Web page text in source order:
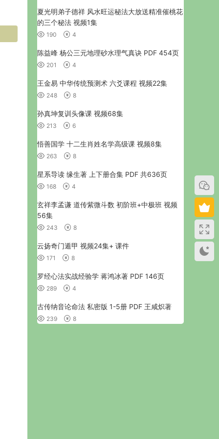
夏光明弟子德祥 风水旺运秘法大放送精准催桃花
的三个秘法 视频1集
190 4
陈益峰 杨公三元地理砂水理气真诀 PDF 454页
201 4
王金易 中华传统预测术 六爻课程 视频22集
248 8
孙真坤复训头像课 视频68集
213 6
悟善国学 十二生肖姓名学高级课 视频8集
263 8
星系导读 缘生著 上下册合集 PDF 共636页
168 4
玄祥李孟谦 道传紫微斗数 初阶班+中极班 视频
56集
243 8
云扬奇门遁甲 视频24集+ 课件
171 8
罗经心法实战经验学 蒋鸿冰著 PDF 146页
289 4
古传纳音论命法 私密版 1-5册 PDF 王咸炽著
239 8